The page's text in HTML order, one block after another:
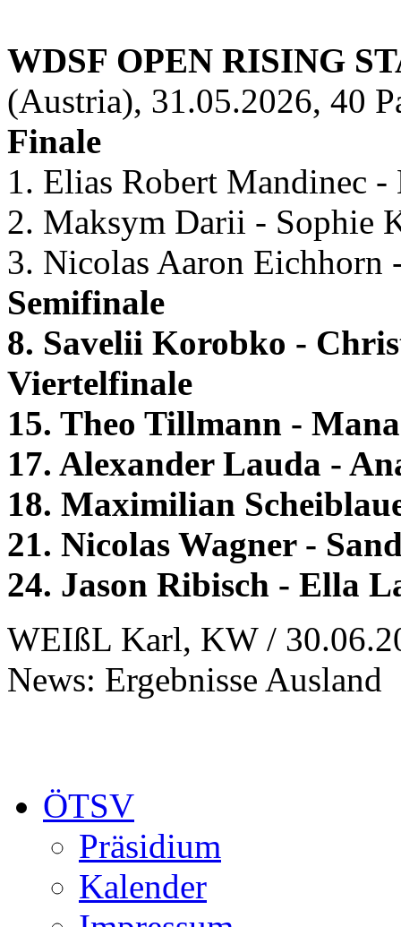
WDSF OPEN RISING
(Austria), 31.05.2026, 40
Finale
1. Elias Robert Mandinec
2. Maksym Darii - Sophie
3. Nicolas Aaron
Semifinale
8. Savelii Korobko -
Viertelfinale
15. Theo Tillmann -
17. Alexander Lauda -
18. Maximilian
21. Nicolas Wagner -
24. Jason Ribisch - Ella
WEIßL Karl, KW /
News: Ergebnisse Ausland
ÖTSV
Präsidium
Kalender